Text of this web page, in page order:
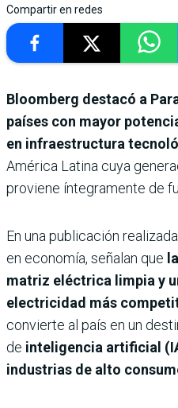
Compartir en redes
Bloomberg destacó a
países con mayor
en infraestructura
América Latina cuya
proviene íntegramente de
En una publicación
en economía, señalan que
matriz eléctrica limpia y
electricidad más
convierte al país en un
de inteligencia artificial
industrias de alto